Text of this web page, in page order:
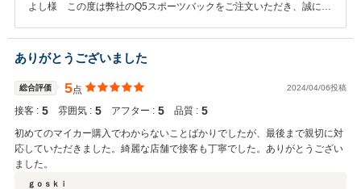
よし様 この度は弊社のQ5スポーツバックをご注文いただき、誠にあ
ます。今後もご満足いただけますよう、迅速な対応を心がけてまいり
ます。この度はご納車おめでとうございました。KB
ありがとうございました
総合評価 5点 2024/04/06投稿
接客 : 5 雰囲気 : 5 アフター : 5 品質 : 5
初めてのマイカー購入でわからないことばかりでしたが、最後まで親切に対
応していただきました。綺麗な店舗で接客も丁寧でした。ありがとうござい
ました。
ｇｏｓｋｉ